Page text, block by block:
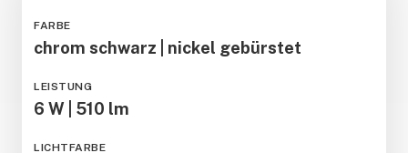
FARBE
chrom schwarz | nickel gebürstet
LEISTUNG
6 W | 510 lm
LICHTFARBE